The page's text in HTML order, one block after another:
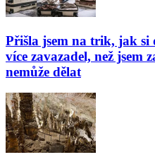
Přišla jsem na trik, jak si
více zavazadel, než jsem
nemůže dělat